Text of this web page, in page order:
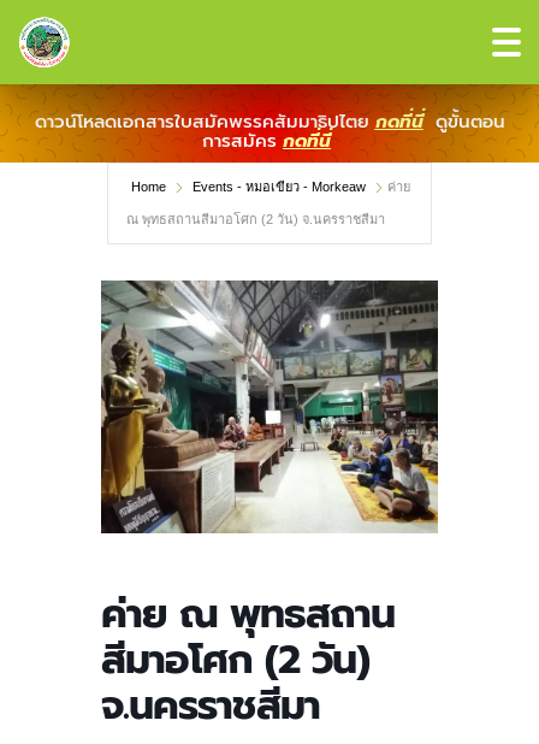
ดาวน์โหลดเอกสารใบสมัคพรรคสัมมาธิปไตย กดที่นี่ ดูขั้นตอน
การสมัครกดที่นี่
Home Events - หมอเขียว - Morkeaw ค่าย
ณ พุทธสถานสีมาอโศก (2 วัน) จ.นครราชสีมา
ค่าย ณ พุทธสถาน
สีมาอโศก (2 วัน)
จ.นครราชสีมา